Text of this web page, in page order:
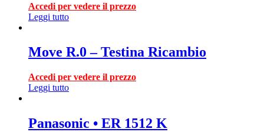
Accedi per vedere il prezzo
Leggi tutto
Move R.0 – Testina Ricambio
Accedi per vedere il prezzo
Leggi tutto
Panasonic • ER 1512 K